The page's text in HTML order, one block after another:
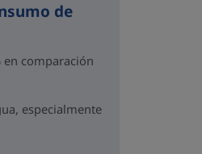
de
comparación
especialmente